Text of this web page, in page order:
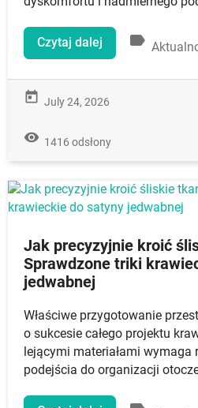
Czytaj dalej label
today July 24, 2026
remove_red_eye 1416 odsłony
Jak precyzyjnie kroić
Sprawdzone triki
jedwabnej
Właściwe przygotowanie
o sukcesie całego projektu
lejącymi materiałami wymaga
podejścia do organizacji